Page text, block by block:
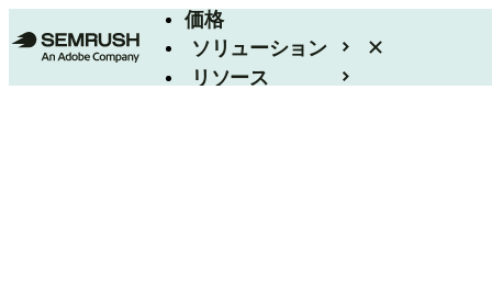
価格
ソリューション
リソース